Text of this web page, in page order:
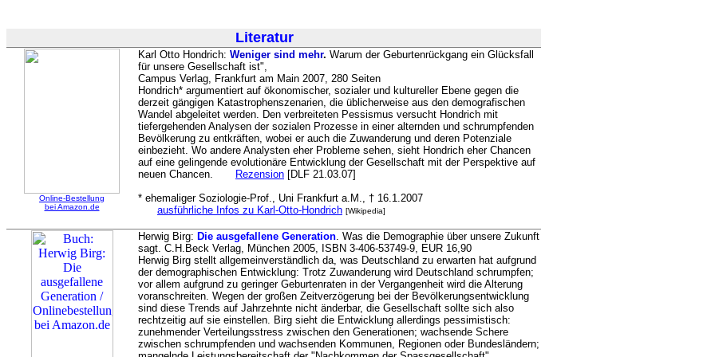
Literatur
Online-Bestellung
bei Amazon.de
Karl Otto Hondrich: Weniger sind mehr. Warum der Geburtenrückgang ein Glücksfall
für unsere Gesellschaft ist",
Campus Verlag, Frankfurt am Main 2007, 280 Seiten
Hondrich* argumentiert auf ökonomischer, sozialer und kultureller Ebene gegen die
derzeit gängigen Katastrophenszenarien, die üblicherweise aus den demografischen
Wandel abgeleitet werden. Den verbreiteten Pessismus versucht Hondrich mit
tiefergehenden Analysen der sozialen Prozesse in einer alternden und schrumpfenden
Bevölkerung zu entkräften, wobei er auch die Zuwanderung und deren Potenziale
einbezieht. Wo andere Analysten eher Probleme sehen, sieht Hondrich eher Chancen
auf eine gelingende evolutionäre Entwicklung der Gesellschaft mit der Perspektive auf
neuen Chancen.
Rezension [DLF 21.03.07]
* ehemaliger Soziologie-Prof., Uni Frankfurt a.M., † 16.1.2007
ausführliche Infos zu Karl-Otto-Hondrich [Wikipedia]
Herwig Birg: Die ausgefallene Generation. Was die Demographie über unsere Zukunft
sagt. C.H.Beck Verlag, München 2005, ISBN 3-406-53749-9, EUR 16,90
Herwig Birg stellt allgemeinverständlich da, was Deutschland zu erwarten hat aufgrund
der demographischen Entwicklung: Trotz Zuwanderung wird Deutschland schrumpfen;
vor allem aufgrund zu geringer Geburtenraten in der Vergangenheit wird die Alterung
voranschreiten. Wegen der großen Zeitverzögerung bei der Bevölkerungsentwicklung
sind diese Trends auf Jahrzehnte nicht änderbar, die Gesellschaft sollte sich also
rechtzeitig auf sie einstellen. Birg sieht die Entwicklung allerdings pessimistisch:
zunehmender Verteilungsstress zwischen den Generationen; wachsende Schere
zwischen schrumpfenden und wachsenden Kommunen, Regionen oder Bundesländern;